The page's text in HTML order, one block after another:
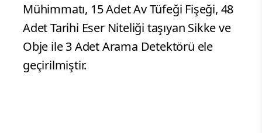
Mühimmatı, 15 Adet Av Tüfeği Fişeği, 48
Adet Tarihi Eser Niteliği taşıyan Sikke ve
Obje ile 3 Adet Arama Detektörü ele
geçirilmiştir.